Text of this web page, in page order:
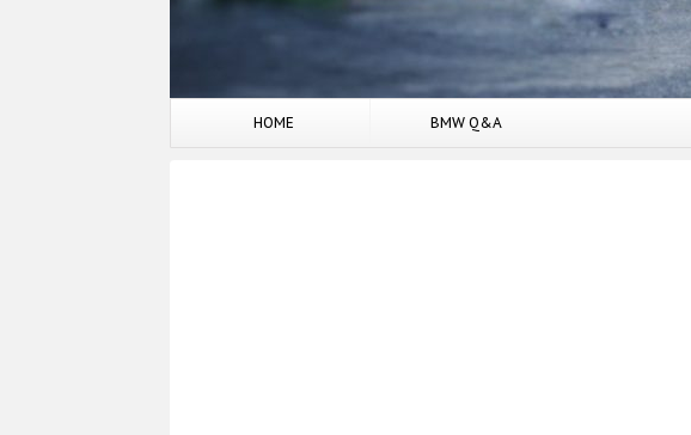
HOME BMW Q&A